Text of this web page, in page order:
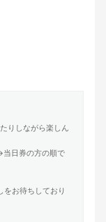
りしながら楽しん
当日券の方の順で
をお待ちしており